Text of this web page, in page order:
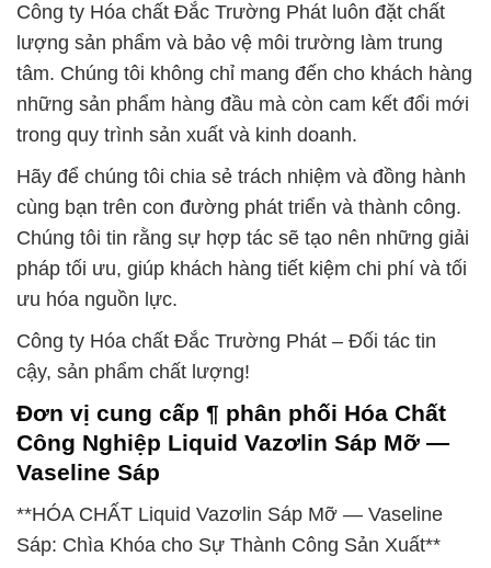
Công ty Hóa chất Đắc Trường Phát luôn đặt chất
lượng sản phẩm và bảo vệ môi trường làm trung
tâm. Chúng tôi không chỉ mang đến cho khách hàng
những sản phẩm hàng đầu mà còn cam kết đổi mới
trong quy trình sản xuất và kinh doanh.
Hãy để chúng tôi chia sẻ trách nhiệm và đồng hành
cùng bạn trên con đường phát triển và thành công.
Chúng tôi tin rằng sự hợp tác sẽ tạo nên những giải
pháp tối ưu, giúp khách hàng tiết kiệm chi phí và tối
ưu hóa nguồn lực.
Công ty Hóa chất Đắc Trường Phát – Đối tác tin
cậy, sản phẩm chất lượng!
Đơn vị cung cấp ¶ phân phối Hóa Chất
Công Nghiệp Liquid Vazơlin Sáp Mỡ —
Vaseline Sáp
**HÓA CHẤT Liquid Vazơlin Sáp Mỡ — Vaseline
Sáp: Chìa Khóa cho Sự Thành Công Sản Xuất**